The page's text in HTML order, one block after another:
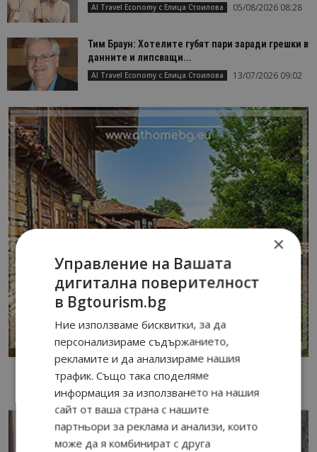
AI Travel Economy с Елица Стоилова 05/08/2026 08:28
Тим Браун: Хотелите губят пари заради грешки в
данните и липсващи...
AI Travel Economy с Елица Стоилова 13/07/2026 09:02
×
Управление на Вашата
дигитална поверителност
в Bgtourism.bg
Ние използваме бисквитки, за да
персонализираме съдържанието,
рекламите и да анализираме нашия
трафик. Също така споделяме
информация за използването на нашия
сайт от ваша страна с нашите
партньори за реклама и анализи, които
може да я комбинират с друга